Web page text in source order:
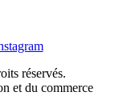
réservés.
et du commerce